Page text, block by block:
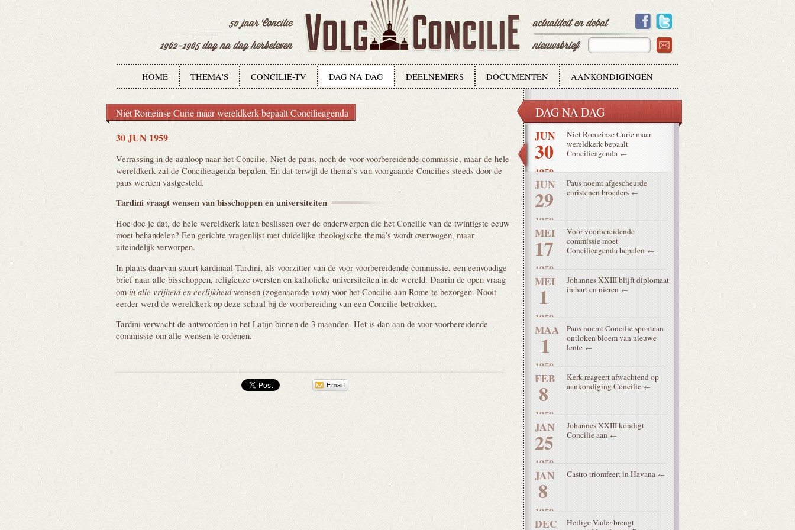
HOME THEMA'S CONCILIE-TV DAG NA DAG DEELNEMERS DOCUMENTEN AANKONDIGINGEN
Niet Romeinse Curie maar wereldkerk bepaalt Concilieagenda
30 JUN 1959
Verrassing in de aanloop naar het Concilie. Niet de paus, noch de voor-voorbereidende commissie, maar de hele
wereldkerk zal de Concilieagenda bepalen. En dat terwijl de thema’s van voorgaande Concilies steeds door de
paus werden vastgesteld.
Tardini vraagt wensen van bisschoppen enuniversiteiten
Hoe doe je dat, de hele wereldkerk laten beslissen over de onderwerpen die het Concilie van de twintigste eeuw
moet behandelen? Een gerichte vragenlijst met duidelijke theologische thema’s wordt overwogen, maar
uiteindelijk verworpen.
In plaats daarvan stuurt kardinaal Tardini, als voorzitter van de voor-voorbereidende commissie, een eenvoudige
brief naar alle bisschoppen, religieuze oversten en katholieke universiteiten in de wereld. Daarin de open vraag
om in alle vrijheid en eerlijkheidwensen (zogenaamde vota) voor het Concilie aan Rome te bezorgen. Nooit
eerder werd de wereldkerk op deze schaal bij de voorbereiding van een Concilie betrokken.
Tardini verwacht de antwoorden in het Latijn binnen de 3 maanden. Het is dan aan de voor-voorbereidende
commissie om alle wensen te ordenen.
DAG NA DAG
1959
JUL
17
1959
Concilie krijgt naam: Tweede
Vaticaans Concilie of
Vaticanum II
JUL
8
1959
Oorlog in Vietnam
JUN
30
1959
Niet Romeinse Curie maar
wereldkerk bepaalt
Concilieagenda
JUN
29
1959
Paus noemt afgescheurde
christenen broeders
MEI
17
1959
Voor-voorbereidende
commissie moet
Concilieagenda bepalen
MEI
1
1959
Johannes XXIII blijft diplomaat
in hart en nieren
MAA
1
1959
Paus noemt Concilie spontaan
ontloken bloem van nieuwe
lente
FEB
8
1959
Kerk reageert afwachtend op
aankondiging Concilie
JAN
25
1959
Johannes XXIII kondigt
Concilie aan
JAN
8
1959
Castro triomfeert in Havana
DEC
Heilige Vader brengt